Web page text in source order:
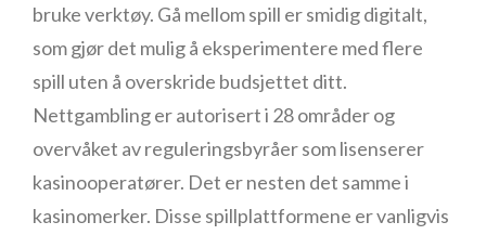
bruke verktøy. Gå mellom spill er smidig digitalt,
som gjør det mulig å eksperimentere med flere
spill uten å overskride budsjettet ditt.
Nettgambling er autorisert i 28 områder og
overvåket av reguleringsbyråer som lisenserer
kasinooperatører. Det er nesten det samme i
kasinomerker. Disse spillplattformene er vanligvis